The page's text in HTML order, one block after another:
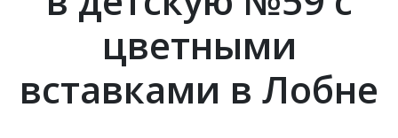
цветными
вставками в Лобне